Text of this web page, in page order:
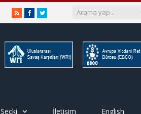
RSSFacebookTwitter
Seçki İletişim English